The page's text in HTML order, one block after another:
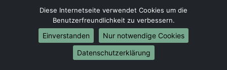
Umzug von Darmstadt nach Nürnberg
Umzug von Darmstadt nach Duisburg
Umzug von Darmstadt nach Bochum
Umzug von Darmstadt nach Wuppertal
Umzug von Darmstadt nach Bielefeld
Diese Internetseite verwendet Cookies um die
Benutzerfreundlichkeit zu verbessern.
Einverstanden
Nur notwendige Cookies
Datenschutzerklärung